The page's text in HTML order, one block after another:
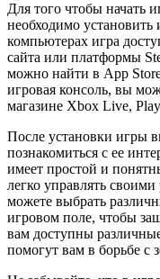
Для того чтобы начать
необходимо
компьютерах игра
сайта или платформы
можно найти в App
игровая консоль, вы
магазине Xbox Live,
После установки игры
познакомиться с ее
имеет простой и
легко управлять
можете выбрать
игровом поле, чтобы
вам доступны
помогут вам в борьбе с